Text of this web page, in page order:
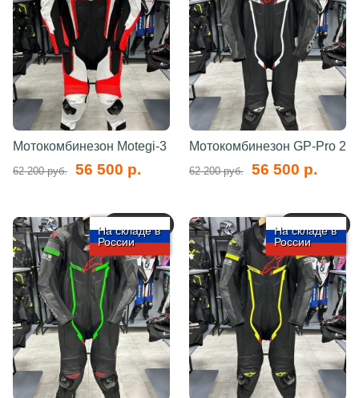
Мотокомбинезон Motegi-3
62 200 руб. 56 500 р.
Мотокомбинезон GP-Pro 2
62 200 руб. 56 500 р.
На складе в
России
На складе в
России